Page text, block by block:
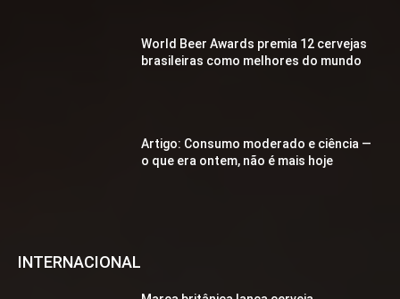
World Beer Awards premia 12 cervejas
brasileiras como melhores do mundo
Artigo: Consumo moderado e ciência —
o que era ontem, não é mais hoje
INTERNACIONAL